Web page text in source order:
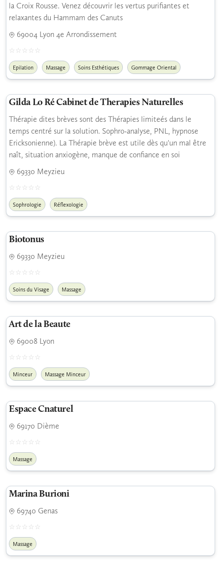
la Croix Rousse. Venez découvrir les vertus purifiantes et
relaxantes du Hammam des Canuts
69004 Lyon 4e Arrondissement
Epilation Massage Soins Esthétiques Gommage Oriental
Gilda Lo Ré Cabinet de Therapies Naturelles
Thérapie dites brèves sont des Thérapies limiteés dans le
temps centré sur la solution. Sophro-analyse, PNL, hypnose
Ericksonienne). La Thérapie brève est utile dès qu'un mal être
naît, situation anxiogène, manque de confiance en soi
69330 Meyzieu
Sophrologie Réflexologie
Biotonus
69330 Meyzieu
Soins du Visage Massage
Art de la Beaute
69008 Lyon
Minceur Massage Minceur
Espace Cnaturel
69170 Dième
Massage
Marina Burioni
69740 Genas
Massage